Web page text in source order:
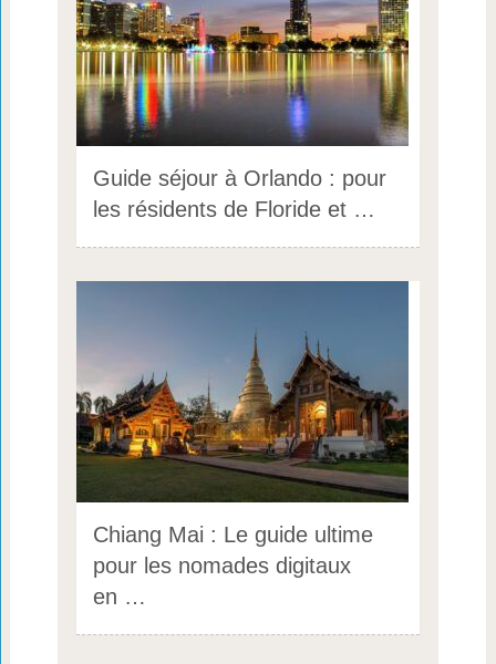
Guide séjour à Orlando : pour
les résidents de Floride et …
Chiang Mai : Le guide ultime
pour les nomades digitaux
en …